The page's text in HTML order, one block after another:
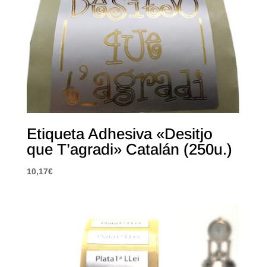
Etiqueta Adhesiva «Desitjo
que T’agradi» Catalán (250u.)
10,17€